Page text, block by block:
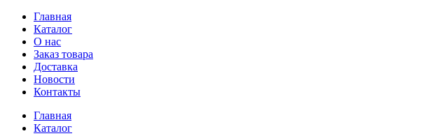
Главная
Каталог
О нас
Заказ товара
Доставка
Новости
Контакты
Главная
Каталог